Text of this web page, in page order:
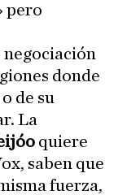
pero
negociación
donde
de su
La
quiere
saben que
fuerza,